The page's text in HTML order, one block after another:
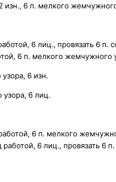
6 п. мелкого
6 лиц., провязать 6
6 п. мелкого жемчужного
6 изн.
6 лиц.
6 п. мелкого
работой, 6 лиц., провязать